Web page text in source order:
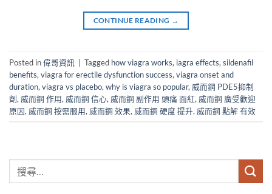
CONTINUE READING →
Posted in偉哥資訊 Tagged how viagra works, iagra effects, sildenafil
benefits, viagra for erectile dysfunction success, viagra onset and
duration, viagra vs placebo, why is viagra so popular, 威而鋼 PDE5抑制
劑, 威而鋼 作用, 威而鋼 信心, 威而鋼 副作用 頭痛 面紅, 威而鋼 廣受歡迎
原因, 威而鋼 按需服用, 威而鋼 效果, 威而鋼 硬度 提升, 威而鋼 點解 有效